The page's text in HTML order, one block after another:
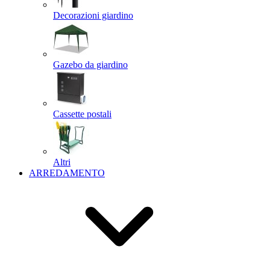
Decorazioni giardino
Gazebo da giardino
Cassette postali
Altri
ARREDAMENTO